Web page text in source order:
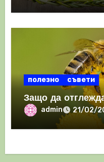
полезно съвети
Защо да
admin 21/02/